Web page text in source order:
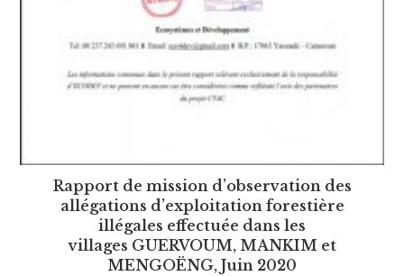
Rapport de mission d’observation des
allégations d’exploitation forestière
illégales effectuée dans les
villages GUERVOUM, MANKIM et
MENGOËNG, Juin 2020